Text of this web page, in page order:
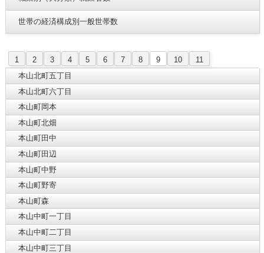
世帯の経済構成別一般世帯数
1 2 3 4 5 6 7 8 9 10
11
本山北町五丁目
本山北町六丁目
本山町岡本
本山町北畑
本山町田中
本山町田辺
本山町中野
本山町野寄
本山町森
本山中町一丁目
本山中町二丁目
本山中町三丁目